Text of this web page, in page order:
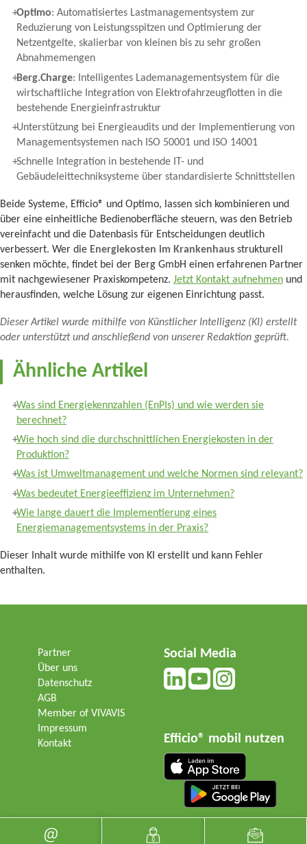
Optimo: Automatisiertes Lastmanagementsystem zur
Reduzierung von Leistungsspitzen und Optimierung der
Netzentgelte, skalierbar von kleinen bis zu sehr großen
Abnahmemengen
Berg.Charge: Intelligentes Lademanagementsystem für die
wirtschaftliche Integration von Elektrofahrzeugflotten in die
bestehende Energieinfrastruktur
Unterstützung bei Energieaudits und der Implementierung von
Managementsystemen nach ISO 50001 und ISO 14001
Schnelle Integration in bestehende IT- und
Gebäudeleittechniksysteme über standardisierte Schnittstellen
Beide Systeme, Efficio® und Optimo, lassen sich kombinieren und
über eine einheitliche Bedienoberfläche steuern, was den Betrieb
vereinfacht und die Datenbasis für Entscheidungen deutlich
verbessert. Wer die Energiekosten im Krankenhaus strukturell
senken möchte, findet bei der Berg GmbH einen erfahrenen Partner
mit nachgewiesener Praxiskompetenz. Jetzt Kontakt aufnehmen und
herausfinden, welche Lösung zur eigenen Einrichtung passt.
Dieser Artikel wurde mithilfe von Künstlicher Intelligenz (KI) erstellt
oder unterstützt und anschließend von unserer Redaktion geprüft.
Ähnliche Artikel
Was sind Energiekennzahlen (EnPIs) und wie werden sie
berechnet?
Wie hoch sind die durchschnittlichen Energiekosten in der
Produktion?
Was ist Umweltmanagement und welche Normen sind relevant?
Was bedeutet Energieeffizienz im Unternehmen?
Wie lange dauert die Implementierung eines
Energiemanagementsystems in der Praxis?
Dieser Inhalt wurde mithilfe von KI erstellt und kann Fehler
enthalten.
Partner
Über uns
Datenschutz
AGB
Member of VIVAVIS
Impressum
Kontakt
Social Media
Efficio® mobil nutzen